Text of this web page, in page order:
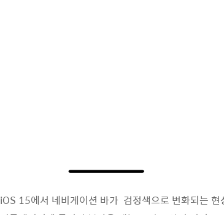
iOS 15에서 네비게이션 바가 검정색으로 변화되는 현